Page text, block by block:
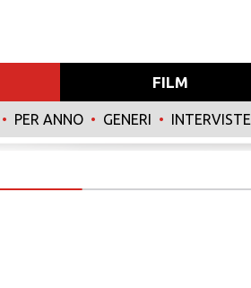
FILM
• PER ANNO • GENERI • INTERVISTE